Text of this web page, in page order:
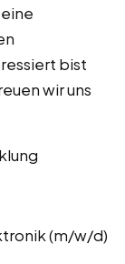
bist
wir uns
(m/w/d)